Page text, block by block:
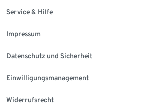
Service & Hilfe
Impressum
Datenschutz und Sicherheit
Einwilligungsmanagement
Widerrufsrecht